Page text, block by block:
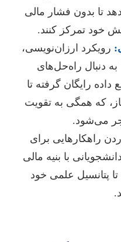
تا بدون فشار مالی
خود تمرکز کنند.
رویکرد ارزان‌نویسی،
دنبال راه‌حل‌های
داده رایگان گرفته تا
که همگی به تقویت
می‌شود.
راهکارهایی برای
با بنیه مالی
پتانسیل علمی خود